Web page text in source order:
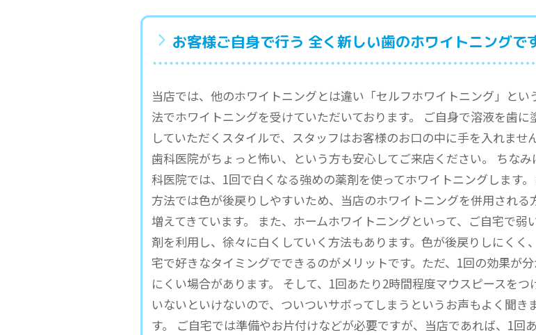
お客様ご自身で行う 全く新しい歯のホワイトニングで
当店では、他のホワイトニングとは違い「セルフホワイトニング」とい
法でホワイトニングを受けていただいております。 ご自身で溶液を歯に
していただくスタイルで、スタッフはお客様のお口の中に手を入れません
歯科医院がちょっと怖い、という方も安心してご来店ください。 ちなみ
科医院では、1回で白くなる強めの薬剤を使ってホワイトニングします
方法では色が後戻りしやすいため、当店のホワイトニングを併用される
増えてきています。 また、ホームホワイトニングといって、ご自宅で弱
剤を利用し、徐々に白くしていく方法もあります。色が後戻りしにくく
宅で好きなタイミングでできるのがメリットです。ただ、1回の効果が分
にくい場合があります。 そして、1回あたり2時間程度マウスピースをつ
いないといけないので、ついついサボってしまうというお声もよく聞き
す。 ご自宅では準備やお片付けなどが必要ですが、当店であれば、1回